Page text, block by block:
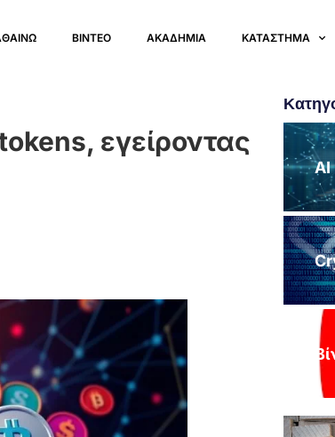
ΒΙΝΤΕΟ ΑΚΑΔΗΜΙΑ ΚΑΤΑΣΤΗΜΑ
εγείροντας
AI